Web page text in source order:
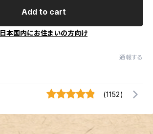
Add to cart
日本国内にお住まいの方向け
通報する
(1152)